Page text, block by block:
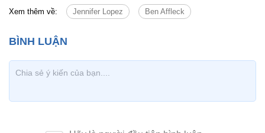
Xem thêm về: Jennifer Lopez Ben Affleck